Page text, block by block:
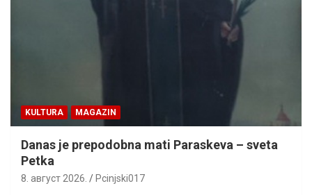
KULTURA MAGAZIN
Danas je prepodobna mati Paraskeva – sveta
Petka
8. август 2026. Pcinjski017